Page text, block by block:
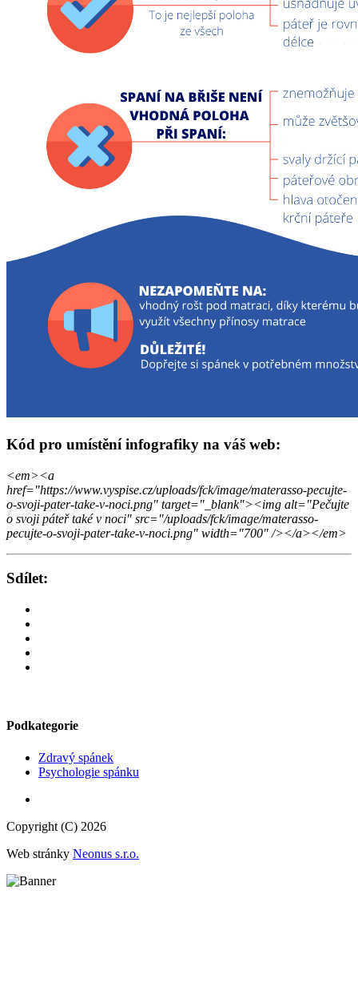
Kód pro umístění infografiky na váš web:
<em><a
href="https://www.vyspise.cz/uploads/fck/image/materasso-pecujte-
o-svoji-pater-take-v-noci.png" target="_blank"><img alt="Pečujte
o svoji páteř také v noci" src="/uploads/fck/image/materasso-
pecujte-o-svoji-pater-take-v-noci.png" width="700" /></a></em>
Sdílet:
Podkategorie
Zdravý spánek
Psychologie spánku
Copyright (C) 2026
Web stránky Neonus s.r.o.